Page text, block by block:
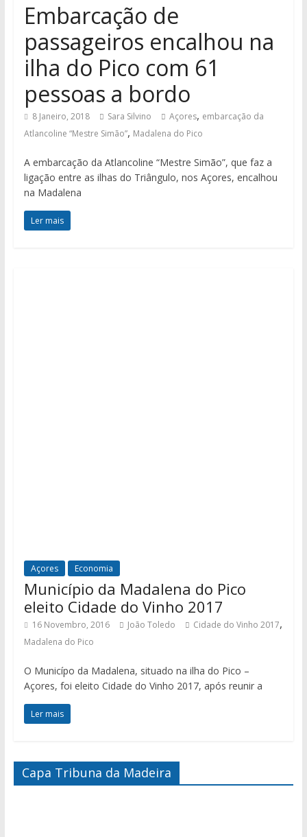
Embarcação de
passageiros encalhou na
ilha do Pico com 61
pessoas a bordo
8 Janeiro, 2018 Sara Silvino Açores, embarcação da
Atlancoline “Mestre Simão”, Madalena do Pico
A embarcação da Atlancoline “Mestre Simão”, que faz a
ligação entre as ilhas do Triângulo, nos Açores, encalhou
na Madalena
Ler mais
Açores Economia
Município da Madalena do Pico
eleito Cidade do Vinho 2017
16 Novembro, 2016 João Toledo Cidade do Vinho 2017,
Madalena do Pico
O Municípo da Madalena, situado na ilha do Pico –
Açores, foi eleito Cidade do Vinho 2017, após reunir a
Ler mais
Capa Tribuna da Madeira